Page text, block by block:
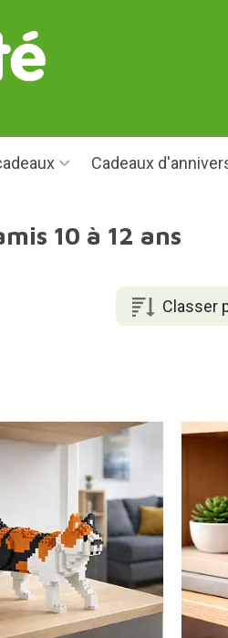
Cadeaux
10 à 12 ans
Classer